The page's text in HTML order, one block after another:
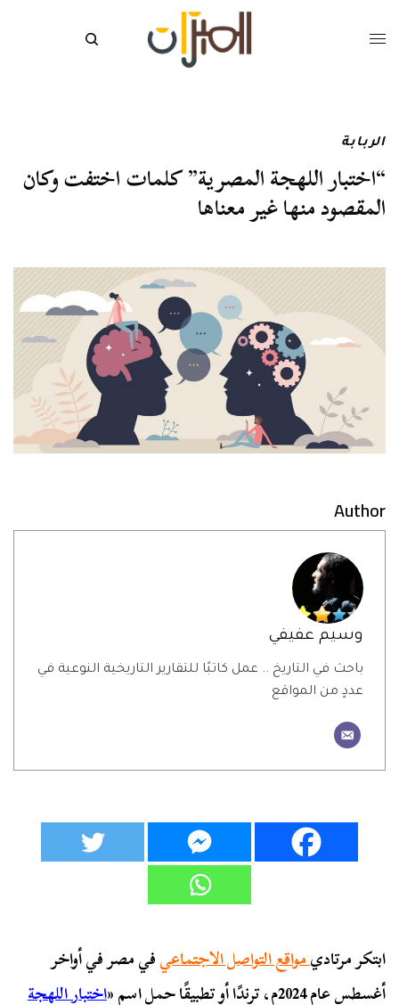
الربابة
“اختبار اللهجة المصرية” كلمات اختفت وكان
المقصود منها غير معناها
Author
وسيم عفيفي
باحث في التاريخ .. عمل كاتبًا للتقارير التاريخية النوعية في
عددٍ من المواقع
ابتكر مرتاديمواقع التواصل الاجتماعيفي مصر في أواخر
أغسطس عام 2024م، ترندًا أو تطبيقًا حمل اسم «
اختبار اللهجة